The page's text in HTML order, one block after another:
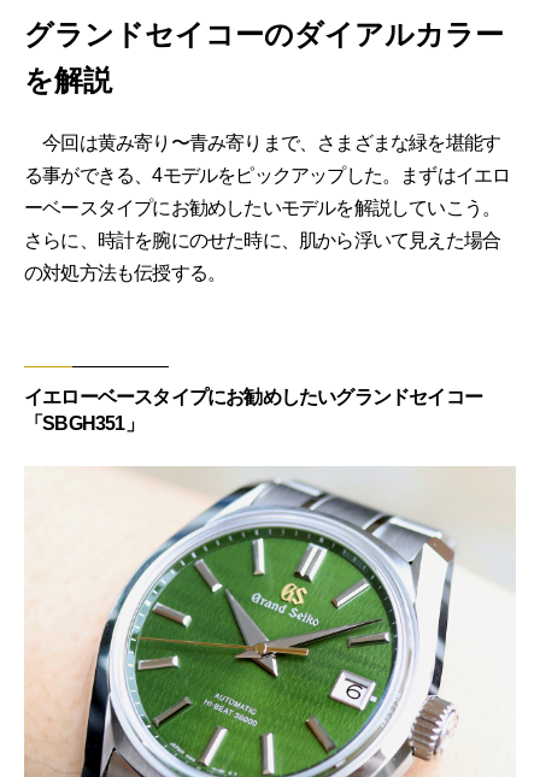
グランドセイコーのダイアルカラー
を解説
今回は黄み寄り〜青み寄りまで、さまざまな緑を堪能す
る事ができる、4モデルをピックアップした。まずはイエロ
ーベースタイプにお勧めしたいモデルを解説していこう。
さらに、時計を腕にのせた時に、肌から浮いて見えた場合
の対処方法も伝授する。
イエローベースタイプにお勧めしたいグランドセイコー
「SBGH351」